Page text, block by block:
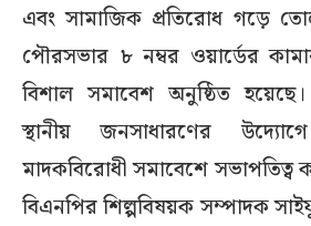
এবং সামাজিক প্রতিরোধ গড়ে
পৌরসভার ৮ নম্বর ওয়ার্ডের
বিশাল সমাবেশ অনুষ্ঠিত
স্থানীয় জনসাধারণের
মাদকবিরোধী সমাবেশে সভাপতিত্ব
বিএনপির শিল্পবিষয়ক সম্পাদক